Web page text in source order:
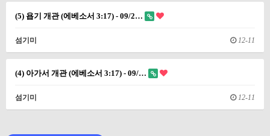
(5) 욥기 개관 (에베소서 3:17) - 09/2…
섬기미 12-11
(4) 아가서 개관 (에베소서 3:17) - 09/…
섬기미 12-11